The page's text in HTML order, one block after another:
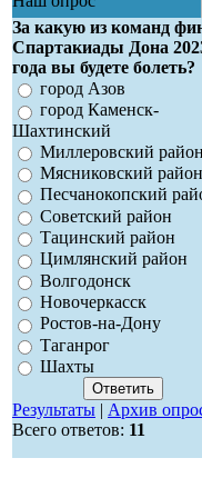
За какую из команд
Спартакиады Дона
года вы будете болеть?
город Азов
город Каменск-
Шахтинский
Миллеровский район
Мясниковский район
Песчанокопский
Советский район
Тацинский район
Цимлянский район
Волгодонск
Новочеркасск
Ростов-на-Дону
Таганрог
Шахты
Результаты| Архив
Всего ответов: 11